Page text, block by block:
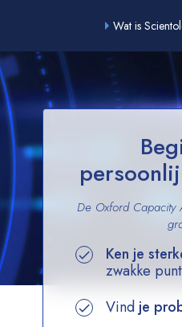
Wat is
De Oxford Capacity
Ken je
zwakke
Vindje